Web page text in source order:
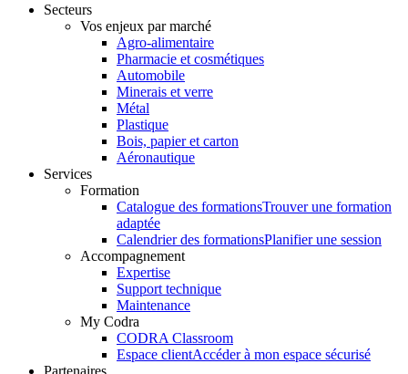
Secteurs
Vos enjeux par marché
Agro-alimentaire
Pharmacie et cosmétiques
Automobile
Minerais et verre
Métal
Plastique
Bois, papier et carton
Aéronautique
Services
Formation
Catalogue des formationsTrouver une formation
adaptée
Calendrier des formationsPlanifier une session
Accompagnement
Expertise
Support technique
Maintenance
My Codra
CODRA Classroom
Espace clientAccéder à mon espace sécurisé
Partenaires